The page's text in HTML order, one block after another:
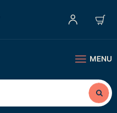
MENU